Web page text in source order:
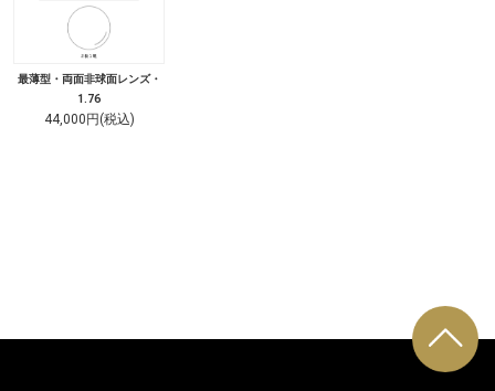
最薄型・両面非球面レンズ・
1.76
44,000円(税込)